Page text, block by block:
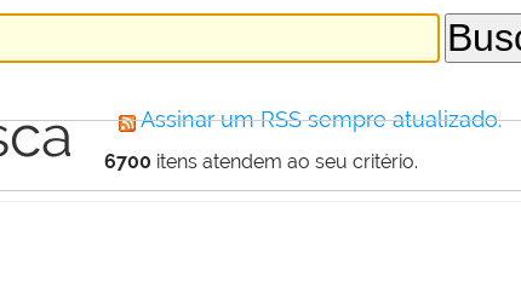
Assinar um RSS sempre atualizado.
6700 itens atendem ao seu critério.